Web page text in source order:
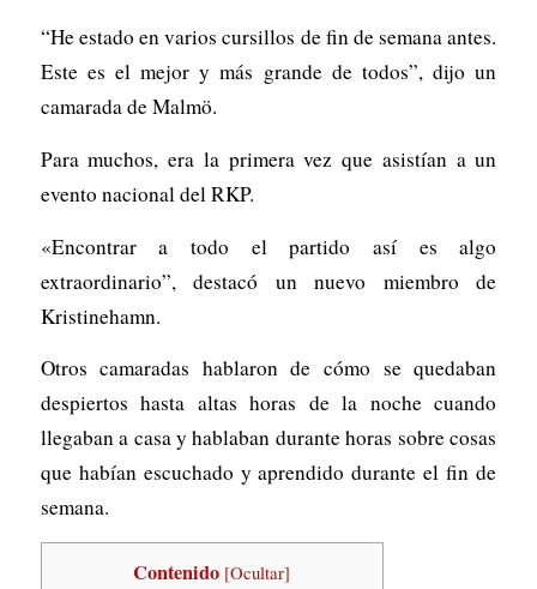
“He estado en varios cursillos de fin de semana antes.
Este es el mejor y más grande de todos”, dijo un
camarada de Malmö.
Para muchos, era la primera vez que asistían a un
evento nacional del RKP.
«Encontrar a todo el partido así es algo
extraordinario”, destacó un nuevo miembro de
Kristinehamn.
Otros camaradas hablaron de cómo se quedaban
despiertos hasta altas horas de la noche cuando
llegaban a casa y hablaban durante horas sobre cosas
que habían escuchado y aprendido durante el fin de
semana.
Contenido [Ocultar]